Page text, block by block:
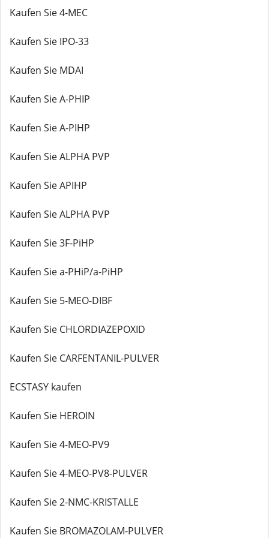
Kaufen Sie 4-MEC
Kaufen Sie IPO-33
Kaufen Sie MDAI
Kaufen Sie A-PHIP
Kaufen Sie A-PIHP
Kaufen Sie ALPHA PVP
Kaufen Sie APIHP
Kaufen Sie ALPHA PVP
Kaufen Sie 3F-PiHP
Kaufen Sie a-PHiP/a-PiHP
Kaufen Sie 5-MEO-DIBF
Kaufen Sie CHLORDIAZEPOXID
Kaufen Sie CARFENTANIL-PULVER
ECSTASY kaufen
Kaufen Sie HEROIN
Kaufen Sie 4-MEO-PV9
Kaufen Sie 4-MEO-PV8-PULVER
Kaufen Sie 2-NMC-KRISTALLE
Kaufen Sie BROMAZOLAM-PULVER